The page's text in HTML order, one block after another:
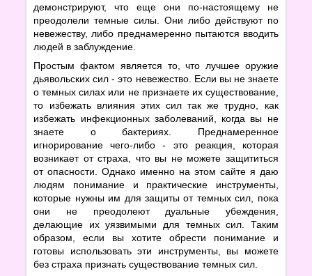
демонстрируют, что еще они по-настоящему не
преодолели темные силы. Они либо действуют по
невежеству, либо преднамеренно пытаются вводить
людей в заблуждение.
Простым фактом является то, что лучшее оружие
дьявольских сил - это невежество. Если вы не знаете
о темных силах или не признаете их существование,
то избежать влияния этих сил так же трудно, как
избежать инфекционных заболеваний, когда вы не
знаете о бактериях. Преднамеренное
игнорирование чего-либо - это реакция, которая
возникает от страха, что вы не можете защититься
от опасности. Однако именно на этом сайте я даю
людям понимание и практические инструменты,
которые нужны им для защиты от темных сил, пока
они не преодолеют дуальные убеждения,
делающие их уязвимыми для темных сил. Таким
образом, если вы хотите обрести понимание и
готовы использовать эти инструменты, вы можете
без страха признать существование темных сил.